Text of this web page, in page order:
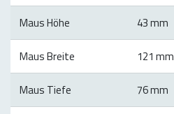
Maus Höhe 43 mm
Maus Breite 121 mm
Maus Tiefe 76 mm